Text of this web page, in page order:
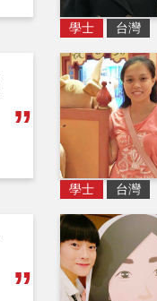
學士 台灣
學士 台灣